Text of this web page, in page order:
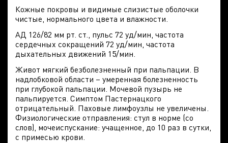
Кожные покровы и видимые слизистые оболочки
чистые, нормального цвета и влажности.
АД 126/82 мм рт. ст., пульс 72 уд/мин, частота
сердечных сокращений 72 уд/мин, частота
дыхательных движений 15/мин.
Живот мягкий безболезненный при пальпации. В
надлобковой области – умеренная болезненность
при глубокой пальпации. Мочевой пузырь не
пальпируется. Симптом Пастернацкого
отрицательный. Паховые лимфоузлы не увеличены.
Физиологические отправления: стул в норме (со
слов), мочеиспускание: учащенное, до 10 раз в сутки,
с примесью крови.